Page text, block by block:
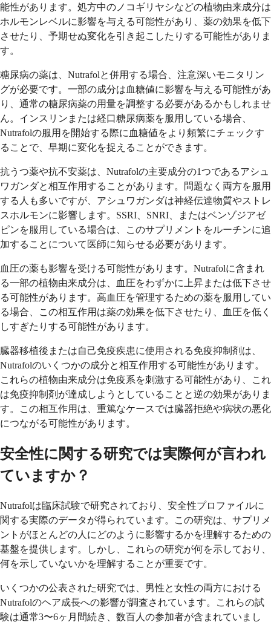
能性があります。処方中のノコギリヤシなどの植物由来成分は
ホルモンレベルに影響を与える可能性があり、薬の効果を低下
させたり、予期せぬ変化を引き起こしたりする可能性がありま
す。
糖尿病の薬は、Nutrafolと併用する場合、注意深いモニタリン
グが必要です。一部の成分は血糖値に影響を与える可能性があ
り、通常の糖尿病薬の用量を調整する必要があるかもしれませ
ん。インスリンまたは経口糖尿病薬を服用している場合、
Nutrafolの服用を開始する際に血糖値をより頻繁にチェックす
ることで、早期に変化を捉えることができます。
抗うつ薬や抗不安薬は、Nutrafolの主要成分の1つであるアシュ
ワガンダと相互作用することがあります。問題なく両方を服用
する人も多いですが、アシュワガンダは神経伝達物質やストレ
スホルモンに影響します。SSRI、SNRI、またはベンゾジアゼ
ピンを服用している場合は、このサプリメントをルーチンに追
加することについて医師に知らせる必要があります。
血圧の薬も影響を受ける可能性があります。Nutrafolに含まれ
る一部の植物由来成分は、血圧をわずかに上昇または低下させ
る可能性があります。高血圧を管理するための薬を服用してい
る場合、この相互作用は薬の効果を低下させたり、血圧を低く
しすぎたりする可能性があります。
臓器移植後または自己免疫疾患に使用される免疫抑制剤は、
Nutrafolのいくつかの成分と相互作用する可能性があります。
これらの植物由来成分は免疫系を刺激する可能性があり、これ
は免疫抑制剤が達成しようとしていることと逆の効果がありま
す。この相互作用は、重篤なケースでは臓器拒絶や病状の悪化
につながる可能性があります。
安全性に関する研究では実際何が言われ
ていますか？
Nutrafolは臨床試験で研究されており、安全性プロファイルに
関する実際のデータが得られています。この研究は、サプリメ
ントがほとんどの人にどのように影響するかを理解するための
基盤を提供します。しかし、これらの研究が何を示しており、
何を示していないかを理解することが重要です。
いくつかの公表された研究では、男性と女性の両方における
Nutrafolのヘア成長への影響が調査されています。これらの試
験は通常3〜6ヶ月間続き、数百人の参加者が含まれていまし